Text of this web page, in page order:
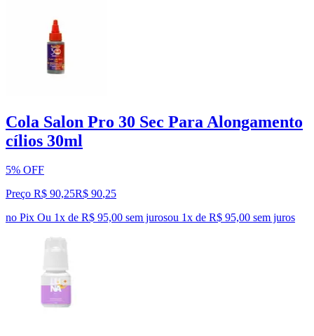
Cola Salon Pro 30 Sec Para Alongamento
cílios 30ml
5% OFF
Preço R$ 90,25R$ 90,25
no Pix Ou 1x de R$ 95,00 sem jurosou 1x de R$ 95,00 sem juros